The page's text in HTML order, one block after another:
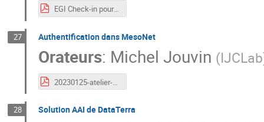
EGI Check-in pour les fournisseurs de services.pdf
27 Authentification dans MesoNet
Orateurs: Michel Jouvin (IJCLab
20230125-atelier-eosc-auth.pdf
28 Solution AAI de DataTerra